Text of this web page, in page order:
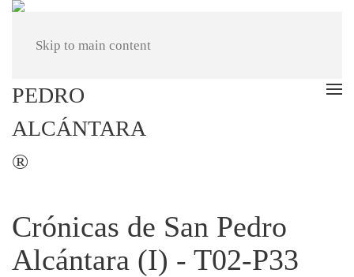
Skip to main content
Crónicas de San Pedro
Alcántara (I) - T02-P33